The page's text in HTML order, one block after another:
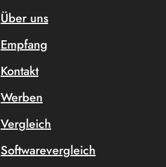
Über uns
Empfang
Kontakt
Werben
Vergleich
Softwarevergleich